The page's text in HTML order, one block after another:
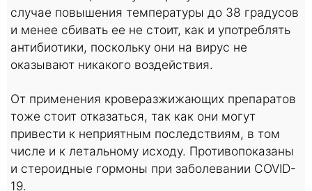
случае повышения температуры до 38 градусов
и менее сбивать ее не стоит, как и употреблять
антибиотики, поскольку они на вирус не
оказывают никакого воздействия.
От применения кроверазжижающих препаратов
тоже стоит отказаться, так как они могут
привести к неприятным последствиям, в том
числе и к летальному исходу. Противопоказаны
и стероидные гормоны при заболевании COVID-
19.